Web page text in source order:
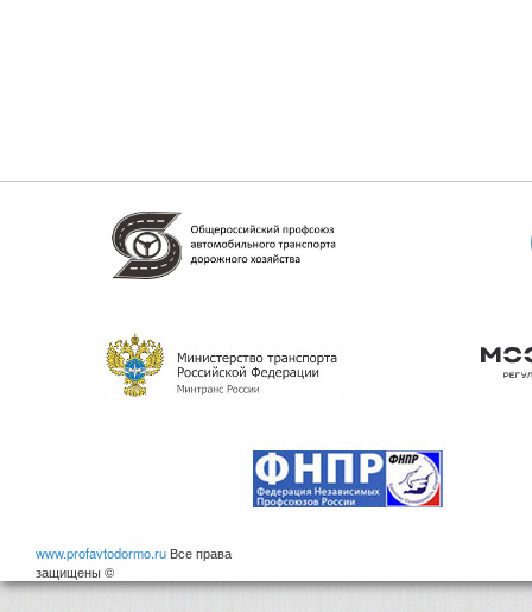
www.profavtodormo.ru Все права
защищены ©